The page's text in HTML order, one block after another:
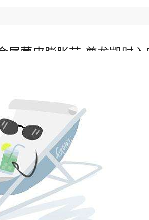
属蒙皮膨胀节-尊龙凯时入
是博官网 耐磨陶瓷管
河 联系江河
锅炉衬板采购 锅炉风帽
口-人生就是博官网»新闻中心
浏览：- 发布日期：